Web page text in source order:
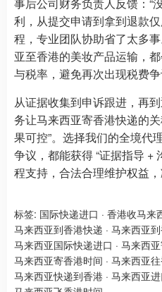
利，从提交申请到拿到退款
程，专业团队协助省了太多
亚至香港的美妆产品运输，
与税率，避免再次出现税费争
从证据收集到申诉跟进，再
务让马来西亚寄香港快递的
果可控”。选择我们的全境代
争议，都能获得 “证据指导 +
程支持，合法合理维护权益，
标签: 国际快递进口 · 香港收马来
马来西亚到香港快递 · 马来西亚
马来西亚国际快递进口 · 马来西
马来西亚寄香港时间 · 马来西亚
马来西亚快递到香港 · 马来西亚进